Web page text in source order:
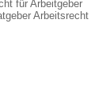
für Arbeitgeber
Arbeitsrecht